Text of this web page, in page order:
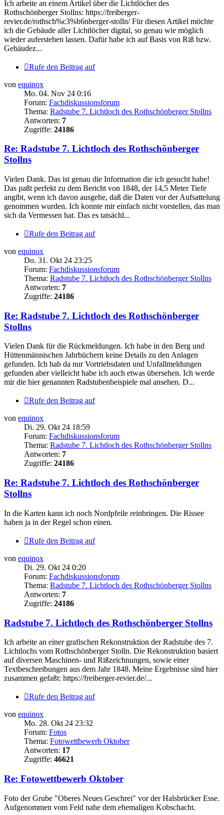
Ich arbeite an einem Artikel über die Lichtlöcher des
Rothschönberger Stollns: https://freiberger-
revier.de/rothsch%c3%b6nberger-stolln/ Für diesen Artikel möchte
ich die Gebäude aller Lichtlöcher digital, so genau wie möglich
wieder auferstehen lassen. Dafür habe ich auf Basis von Riß bzw.
Gebäudez...
Rufe den Beitrag auf
von equinox
Mo. 04. Nov 24 0:16
Forum: Fachdiskussionsforum
Thema: Radstube 7. Lichtloch des Rothschönberger Stollns
Antworten: 7
Zugriffe: 24186
Re: Radstube 7. Lichtloch des Rothschönberger
Stollns
Vielen Dank. Das ist genau die Information die ich gesucht habe!
Das paßt perfekt zu dem Bericht von 1848, der 14,5 Meter Tiefe
angibt, wenn ich davon ausgehe, daß die Daten vor der Aufsattelung
genommen wurden. Ich konnte mir einfach nicht vorstellen, das man
sich da Vermessen hat. Das es tatsächl...
Rufe den Beitrag auf
von equinox
Do. 31. Okt 24 23:25
Forum: Fachdiskussionsforum
Thema: Radstube 7. Lichtloch des Rothschönberger Stollns
Antworten: 7
Zugriffe: 24186
Re: Radstube 7. Lichtloch des Rothschönberger
Stollns
Vielen Dank für die Rückmeldungen. Ich habe in den Berg und
Hüttenmännischen Jahrbüchern keine Details zu den Anlagen
gefunden. Ich hab da nur Vortriebsdaten und Unfallmeldungen
gefunden aber vielleicht habe ich auch etwas übersehen. Ich werde
mir die hier genannten Radstubenbeispiele mal ansehen. D...
Rufe den Beitrag auf
von equinox
Di. 29. Okt 24 18:59
Forum: Fachdiskussionsforum
Thema: Radstube 7. Lichtloch des Rothschönberger Stollns
Antworten: 7
Zugriffe: 24186
Re: Radstube 7. Lichtloch des Rothschönberger
Stollns
In die Karten kann ich noch Nordpfeile reinbringen. Die Rissee
haben ja in der Regel schon einen.
Rufe den Beitrag auf
von equinox
Di. 29. Okt 24 0:20
Forum: Fachdiskussionsforum
Thema: Radstube 7. Lichtloch des Rothschönberger Stollns
Antworten: 7
Zugriffe: 24186
Radstube 7. Lichtloch des Rothschönberger Stollns
Ich arbeite an einer grafischen Rekonstruktion der Radstube des 7.
Lichtlochs vom Rothschönberger Stolln. Die Rekonstruktion basiert
auf diversen Maschinen- und Rißzeichnungen, sowie einer
Textbeschreibungen aus dem Jahr 1848. Meine Ergebnisse sind hier
zusammen gefaßt: https://freiberger-revier.de/...
Rufe den Beitrag auf
von equinox
Mo. 28. Okt 24 23:32
Forum: Fotos
Thema: Fotowettbewerb Oktober
Antworten: 17
Zugriffe: 46621
Re: Fotowettbewerb Oktober
Foto der Grube "Oberes Neues Geschrei" vor der Halsbrücker Esse.
Aufgenommen vom Feld nahe dem ehemaligen Kobschacht.